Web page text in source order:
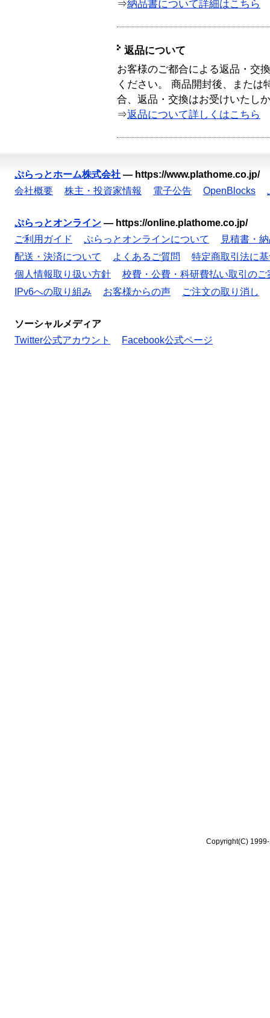
⇒納品書について詳細はこちら
返品について
お客様のご都合による返品・交
ください。 商品開封後、または
合、返品・交換はお受けいたし
⇒返品について詳しくはこちら
ぷらっとホーム株式会社 — https://www.plathome.co.jp/
会社概要
株主・投資家情報 電子公告 OpenBlocks
ぷらっとオンライン — https://online.plathome.co.jp/
ご利用ガイド
ぷらっとオンラインについて
見積書・
配送・決済について
よくあるご質問
特定商取引法に
個人情報取り扱い方針
校費・公費・科研費払い取引のご
IPv6への取り組み
お客様からの声 ご注文の取り消し
ソーシャルメディア
Twitter公式アカウント
Facebook公式ページ
Copyright(C)